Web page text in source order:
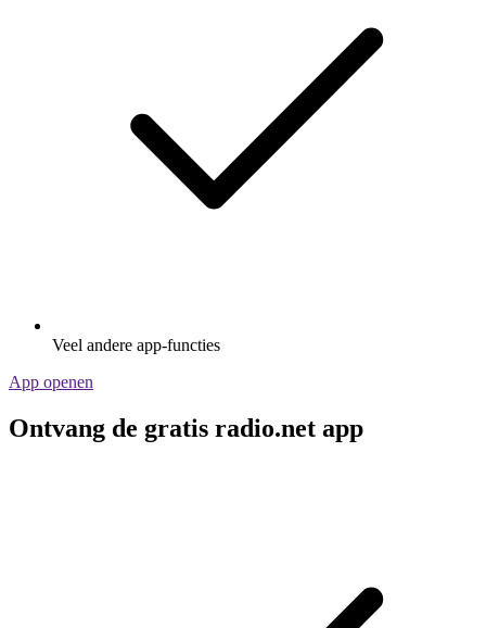
Veel andere app-functies
App openen
Ontvang de gratis radio.net app